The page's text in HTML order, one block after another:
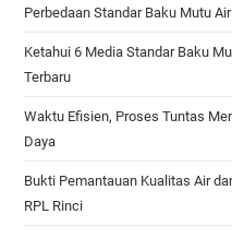
Perbedaan Standar Baku Mutu
Ketahui 6 Media Standar Baku
Terbaru
Waktu Efisien, Proses Tuntas
Daya
Bukti Pemantauan Kualitas Air
RPL Rinci